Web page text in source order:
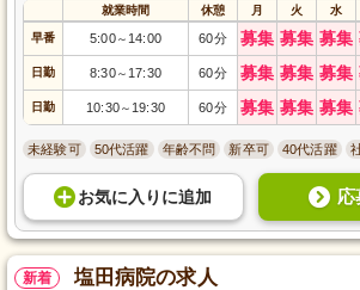
就業時間 休憩 月 火 水
早番 5:00～ 14:00 60分 募集 募集 募集
日勤 8:30～ 17:30 60分 募集 募集 募集
日勤 10:30～ 19:30 60分 募集 募集 募集
未経験可 50代活躍 年齢不問 新卒可 40代活躍
お気に入り に追加 応
新着 塩田病院の求人